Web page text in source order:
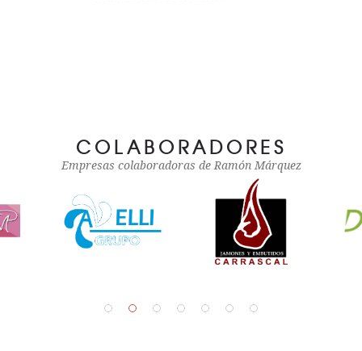
COLABORADORES
Empresas colaboradoras de Ramón Márquez